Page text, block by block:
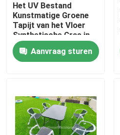
Gevallen
Een offerte aanvragen
Kunstmatig Grasgras
Het UV Bestand
Kunstmatige Groene
Tapijt van het Vloer
Synthetische Gras in
Broodjespe + pp
8800D 40mm
Aanvraag sturen